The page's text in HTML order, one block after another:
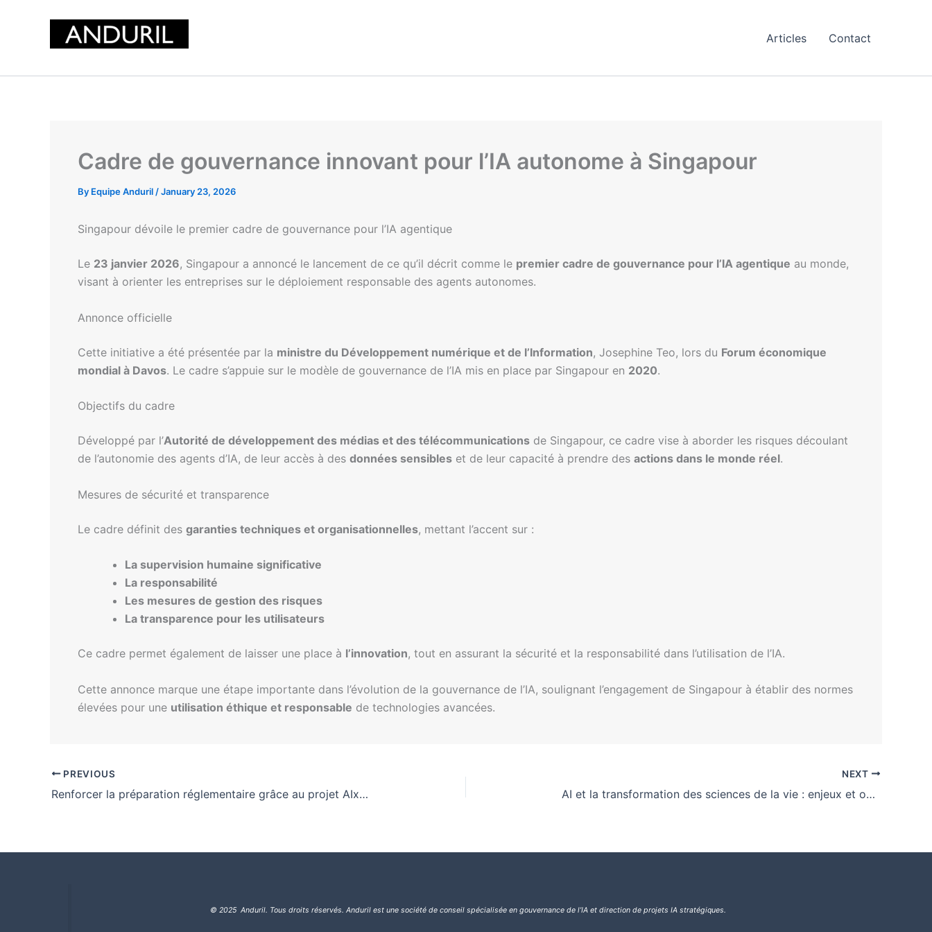
Articles Contact
Cadre de gouvernance innovant pour l’IA autonome à Singapour
By Equipe Anduril /January 23, 2026
Singapour dévoile le premier cadre de gouvernance pour l’IA agentique
Le 23 janvier 2026, Singapour a annoncé le lancement de ce qu’il décrit comme le premier cadre de gouvernance pour l’IA agentique au monde,
visant à orienter les entreprises sur le déploiement responsable des agents autonomes.
Annonce officielle
Cette initiative a été présentée par la ministre du Développement numérique et de l’Information, Josephine Teo, lors du Forum économique
mondial à Davos. Le cadre s’appuie sur le modèle de gouvernance de l’IA mis en place par Singapour en 2020.
Objectifs du cadre
Développé par l’Autorité de développement des médias et des télécommunications de Singapour, ce cadre vise à aborder les risques découlant
de l’autonomie des agents d’IA, de leur accès à des données sensibles et de leur capacité à prendre des actions dans le monde réel.
Mesures de sécurité et transparence
Le cadre définit des garanties techniques et organisationnelles, mettant l’accent sur :
La supervision humaine significative
La responsabilité
Les mesures de gestion des risques
La transparence pour les utilisateurs
Ce cadre permet également de laisser une place à l’innovation, tout en assurant la sécurité et la responsabilité dans l’utilisation de l’IA.
Cette annonce marque une étape importante dans l’évolution de la gouvernance de l’IA, soulignant l’engagement de Singapour à établir des normes
élevées pour une utilisation éthique et responsable de technologies avancées.
PREVIOUS
Renforcer la préparation réglementaire grâce au projet AIxpertise
NEXT
AI et la transformation des sciences de la vie : enjeux et opportunités
© 2025 Anduril. Tous droits réservés. Anduril est une société de conseil spécialisée en gouvernance de l’IA et direction de projets IA stratégiques.